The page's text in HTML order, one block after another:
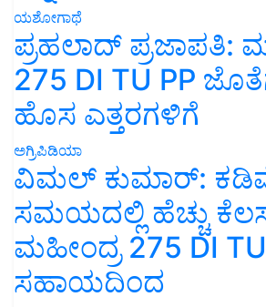
ಯಶೋಗಾಥೆ
ಪ್ರಹಲಾದ್ ಪ್ರಜಾಪತಿ:
275 DI TU PP
ಹೊಸ ಎತ್ತರಗಳಿಗೆ
ಅಗ್ರಿಪಿಡಿಯಾ
ವಿಮಲ್ ಕುಮಾರ್:
ಸಮಯದಲ್ಲಿ ಹೆಚ್ಚು
ಮಹೀಂದ್ರ 275 DI
ಸಹಾಯದಿಂದ